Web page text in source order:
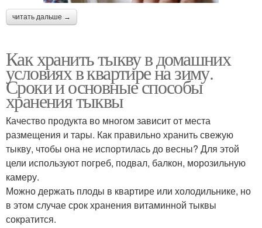
читать дальше →
Как хранить тыкву в домашних
условиях в квартире на зиму.
Сроки и основные способы
хранения тыквы
Качество продукта во многом зависит от места
размещения и тары. Как правильно хранить свежую
тыкву, чтобы она не испортилась до весны? Для этой
цели используют погреб, подвал, балкон, морозильную
камеру.
Можно держать плоды в квартире или холодильнике, но
в этом случае срок хранения витаминной тыквы
сократится.